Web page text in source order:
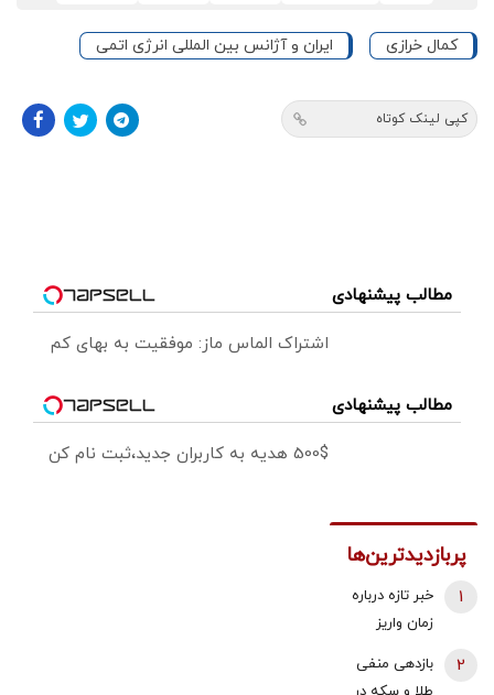
کمال خرازی ایران و آژانس بین المللی انرژی اتمی
کپی لینک کوتاه
مطالب پیشنهادی
اشتراک الماس ماز: موفقیت به بهای کم
مطالب پیشنهادی
500$ هدیه به کاربران جدید،ثبت نام کن
پربازدیدترین‌ها
خبر تازه درباره
زمان واریز
فروردین و
1
بازدهی منفی
2